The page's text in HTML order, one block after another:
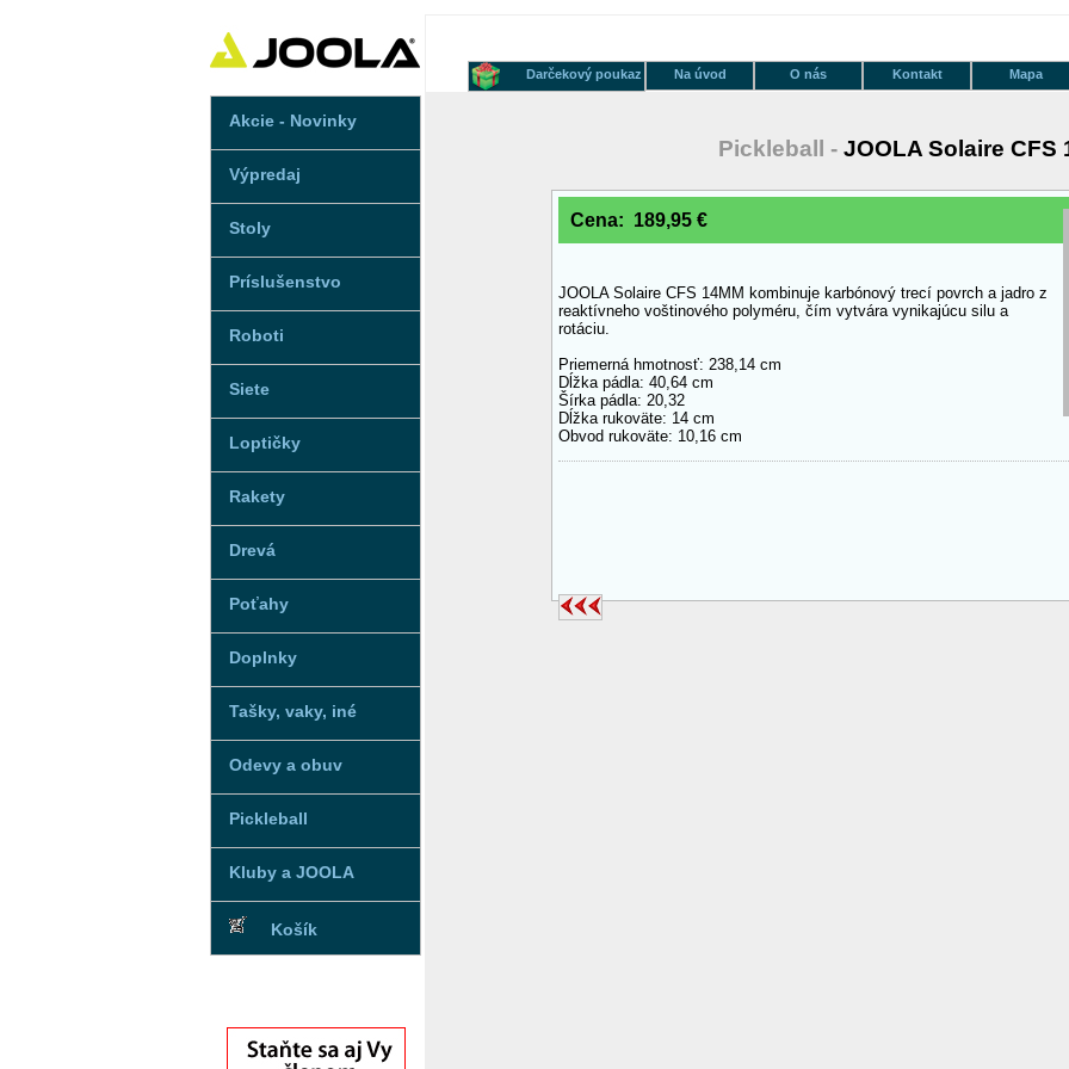
Akcie - Novinky
Výpredaj
Stoly
Príslušenstvo
Roboti
Siete
Loptičky
Rakety
Drevá
Poťahy
Doplnky
Tašky, vaky, iné
Odevy a obuv
Pickleball
Kluby a JOOLA
Košík
Mapa
Kontakt
O nás
Na úvod
Darčekový poukaz
Pickleball - JOOLA Solaire CFS
Cena: 189,95 €
JOOLA Solaire CFS 14MM kombinuje karbónový trecí povrch a jadro z
reaktívneho voštinového polyméru, čím vytvára vynikajúcu silu a
rotáciu.
Priemerná hmotnosť: 238,14 cm
Dĺžka pádla: 40,64 cm
Šírka pádla: 20,32
Dĺžka rukoväte: 14 cm
Obvod rukoväte: 10,16 cm